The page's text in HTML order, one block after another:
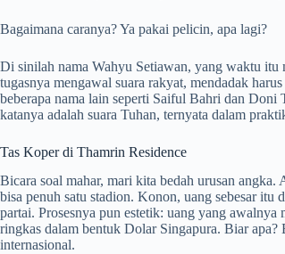
Bagaimana caranya? Ya pakai pelicin, apa lagi?
Di sinilah nama Wahyu Setiawan, yang waktu
tugasnya mengawal suara rakyat, mendadak
beberapa nama lain seperti Saiful Bahri dan
katanya adalah suara Tuhan, ternyata dalam
Tas Koper di Thamrin Residence
Bicara soal mahar, mari kita bedah urusan
bisa penuh satu stadion. Konon, uang sebesar
partai. Prosesnya pun estetik: uang yang
ringkas dalam bentuk Dolar Singapura. Biar
internasional.